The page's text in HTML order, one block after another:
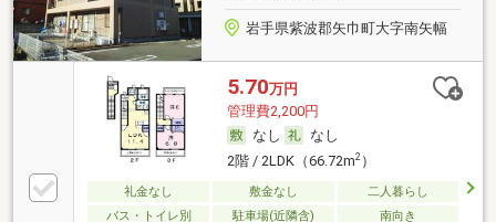
岩手県紫波郡矢巾町大字南矢幅
5.70万円
管理費2,200円
なし
なし
2階 / 2LDK（66.72m2）
礼金なし 敷金なし
二人暮らし
バス・トイレ別
駐車場(近隣含) 南向き